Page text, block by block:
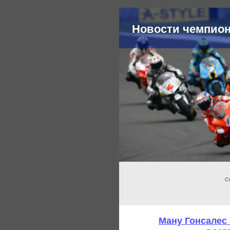
Новости
Ману Гонсалес